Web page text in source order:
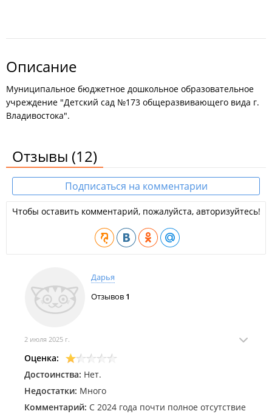
Описание
Муниципальное бюджетное дошкольное образовательное
учреждение "Детский сад №173 общеразвивающего вида г.
Владивостока".
Отзывы (12)
Подписаться на комментарии
Чтобы оставить комментарий, пожалуйста, авторизуйтесь!
Дарья
Отзывов 1
2 июля 2025 г.
Оценка:
Достоинства: Нет.
Недостатки: Много
Комментарий: С 2024 года почти полное отсутствие